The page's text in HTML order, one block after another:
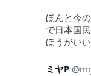
ほんと今
で日本国
ほうがい
ミヤP